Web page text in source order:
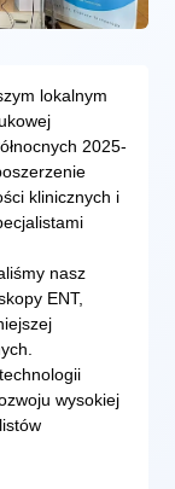
lokalnym
2025-
klinicznych i
nasz
ENT,
wysokiej